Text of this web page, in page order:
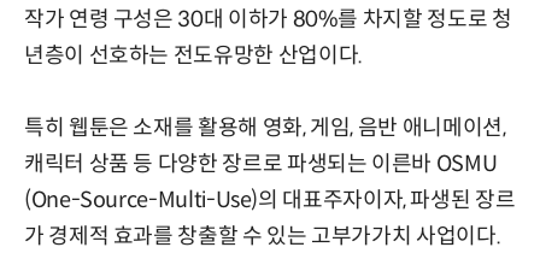
작가 연령 구성은 30대 이하가 80%를 차지할 정도로 청
년층이 선호하는 전도유망한 산업이다.
특히 웹툰은 소재를 활용해 영화, 게임, 음반 애니메이션,
캐릭터 상품 등 다양한 장르로 파생되는 이른바 OSMU
(One-Source-Multi-Use)의 대표주자이자, 파생된 장르
가 경제적 효과를 창출할 수 있는 고부가가치 사업이다.